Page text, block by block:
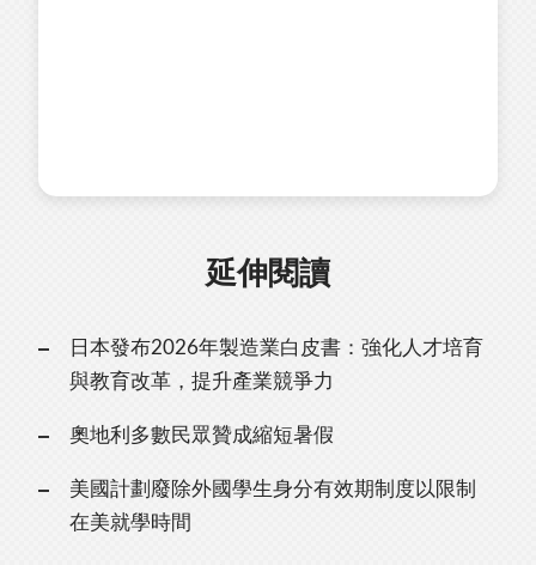
延伸閱讀
日本發布2026年製造業白皮書：強化人才培育
與教育改革，提升產業競爭力
奧地利多數民眾贊成縮短暑假
美國計劃廢除外國學生身分有效期制度以限制
在美就學時間